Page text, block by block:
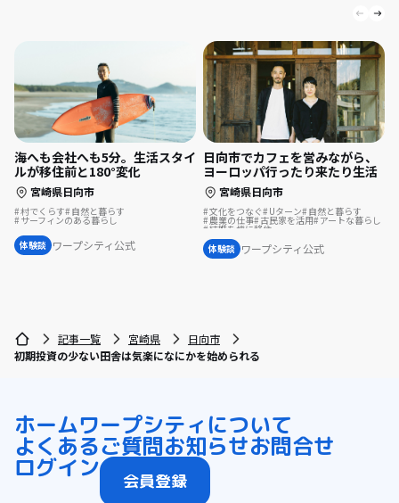
海へも会社へも5分。生活スタイ
ルが移住前と180°変化
宮崎県日向市
村でくらす 自然と暮らす
サーフィンのある暮らし
体験談 ワープシティ公式
日向市でカフェを営みながら、
ヨーロッパ行ったり来たり生活
宮崎県日向市
文化をつなぐ Uターン 自然と暮らす
農業の仕事 古民家を活用 アートな暮らし
結婚を機に移住
体験談 ワープシティ公式
記事一覧 宮崎県
日向市
初期投資の少ない田舎は気楽になにかを始められる
ホームワープシティについて
よくあるご質問お知らせお問合せ
ログイン 会員登録